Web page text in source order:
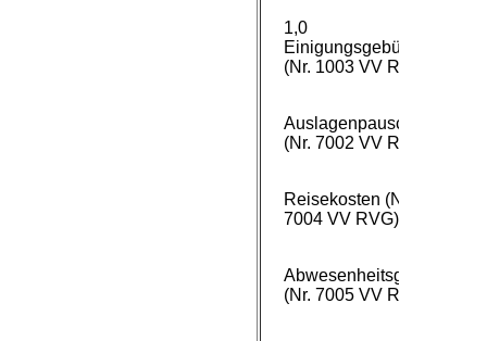
1,0
Einigungsgebühr
(Nr. 1003 VV RVG)
Auslagenpauschale
(Nr. 7002 VV RVG)
Reisekosten (Nr.
7004 VV RVG)
Abwesenheitsgeld
(Nr. 7005 VV RVG)